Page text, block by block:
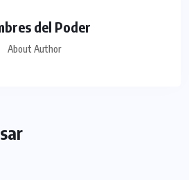
del Poder
About Author